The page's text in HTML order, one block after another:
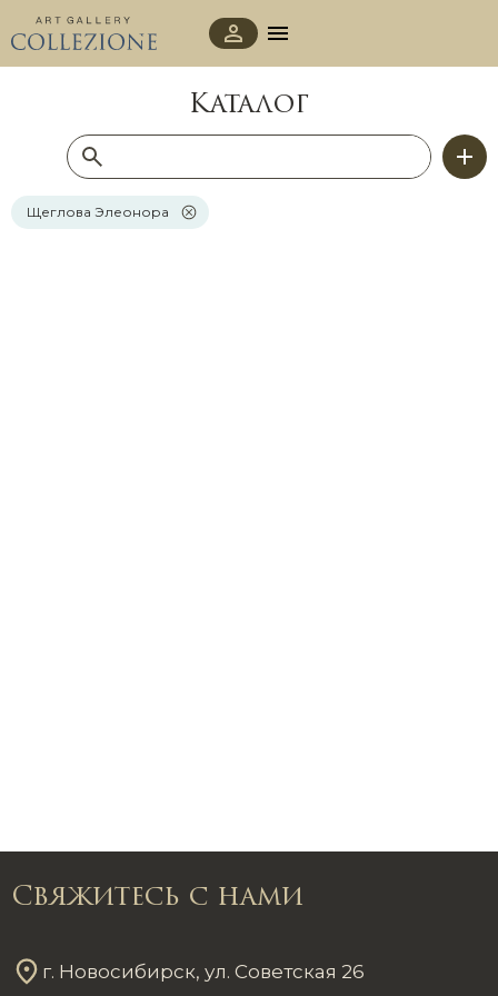
Каталог
Щеглова Элеонора
Свяжитесь с нами
г. Новосибирск, ул. Советская 26